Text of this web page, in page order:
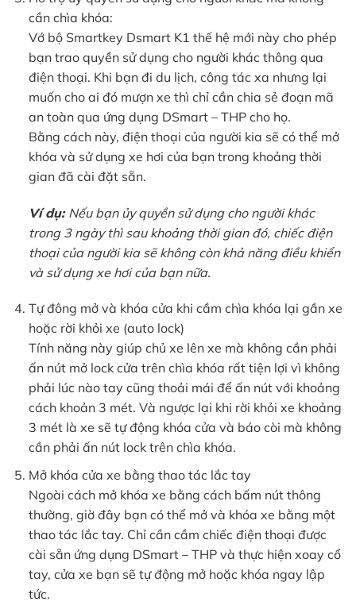
cần chìa khóa:
Vớ bộ Smartkey Dsmart K1 thế hệ mới này cho phép
bạn trao quyền sử dụng cho người khác thông qua
điện thoại. Khi bạn đi du lịch, công tác xa nhưng lại
muốn cho ai đó mượn xe thì chỉ cần chia sẻ đoạn mã
an toàn qua ứng dụng DSmart – THP cho họ.
Bằng cách này, điện thoại của người kia sẽ có thể mở
khóa và sử dụng xe hơi của bạn trong khoảng thời
gian đã cài đặt sẵn.
Ví dụ: Nếu bạn ủy quyền sử dụng cho người khác
trong 3 ngày thì sau khoảng thời gian đó, chiếc điện
thoại của người kia sẽ không còn khả năng điều khiển
và sử dụng xe hơi của bạn nữa.
Tự đông mở và khóa cửa khi cầm chìa khóa lại gần xe
hoặc rời khỏi xe (auto lock)
Tính năng này giúp chủ xe lên xe mà không cần phải
ấn nút mở lock cửa trên chìa khóa rất tiện lợi vì không
phải lúc nào tay cũng thoải mái để ấn nút với khoảng
cách khoản 3 mét. Và ngược lại khi rời khỏi xe khoảng
3 mét là xe sẽ tự động khóa cửa và báo còi mà không
cần phải ấn nút lock trên chìa khóa.
Mở khóa cửa xe bằng thao tác lắc tay
Ngoài cách mở khóa xe bằng cách bấm nút thông
thường, giờ đây bạn có thể mở và khóa xe bằng một
thao tác lắc tay. Chỉ cần cầm chiếc điện thoại được
cài sẵn ứng dụng DSmart – THP và thực hiện xoay cổ
tay, cửa xe bạn sẽ tự động mở hoặc khóa ngay lập
tức.